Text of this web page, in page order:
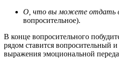
О, что вы можете отдать
вопросительное).
В конце вопросительного
рядом ставится вопросительный
выражения эмоциональной